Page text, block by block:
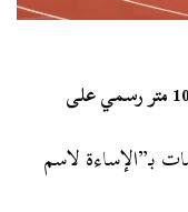
رياضية صومالية تصبح أبطأ من جرى سباق 100 متر رسمي على
بـ”الإساءة لاسم